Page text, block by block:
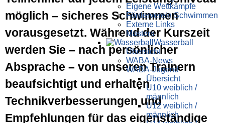
Eigene Wettkämpfe
Förderverein Schwimmen
Externe Links
Masters
Wasser­ball
Übersicht
WABA-News
WABA-Jugend
Übersicht
U10 weiblich /
männlich
U12 weiblich /
männlich
möglich – sicheres Schwimmen
vorausgesetzt. Während der Kurszeit
werden Sie – nach persönlicher
Absprache – von unseren Trainern
beaufsichtigt und erhalten
Technikverbesserungen und
Empfehlungen für das eigenständige